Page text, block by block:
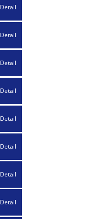
Detail
Detail
Detail
Detail
Detail
Detail
Detail
Detail